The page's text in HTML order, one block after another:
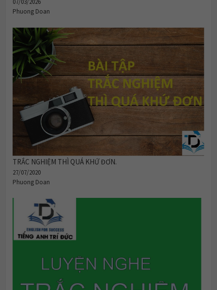
07/03/2026
Phuong Doan
TRẮC NGHIỆM THÌ QUÁ KHỨ ĐƠN.
27/07/2020
Phuong Doan